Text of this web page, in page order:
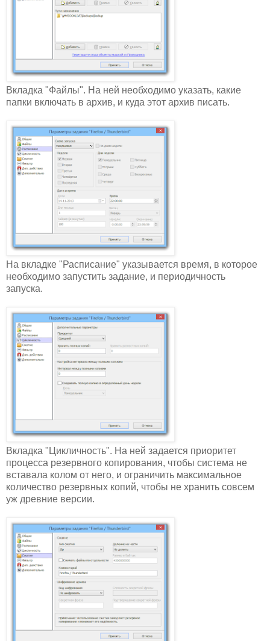
Вкладка "Файлы". На ней необходимо указать, какие
папки включать в архив, и куда этот архив писать.
На вкладке "Расписание" указывается время, в которое
необходимо запустить задание, и периодичность
запуска.
Вкладка "Цикличность". На ней задается приоритет
процесса резервного копирования, чтобы система не
вставала колом от него, и ограничить максимальное
количество резервных копий, чтобы не хранить совсем
уж древние версии.